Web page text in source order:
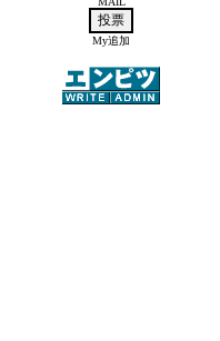
My追加